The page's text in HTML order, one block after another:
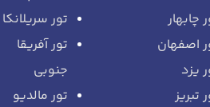
چابهار
اصفهان
یزد
تبریز
تور سریلانکا
تور آفریقا
جنوبی
تور مالدیو